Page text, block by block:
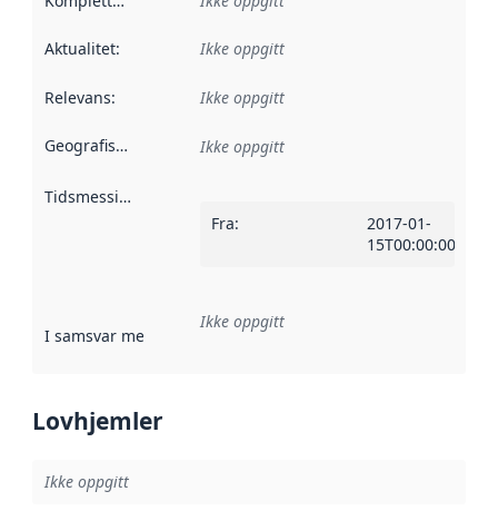
Aktualitet: Ikke oppgitt
Relevans: Ikke oppgitt
Geografisk avgrensning :
Ikke oppgitt
Tidsmessig avgrensning
Fra:
2017-01-
15T00:00:00Z
I samsvar med Referanse til en implementasjonsregel
Ikke oppgitt
Lovhjemler
Ikke oppgitt